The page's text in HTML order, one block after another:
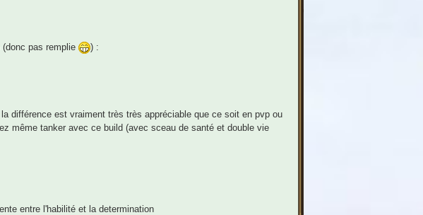
pas remplie ) :
différence est vraiment très très appréciable que ce soit en pvp ou
même tanker avec ce build (avec sceau de santé et double vie
entre l'habilité et la determination